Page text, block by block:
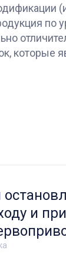
по
которые
и